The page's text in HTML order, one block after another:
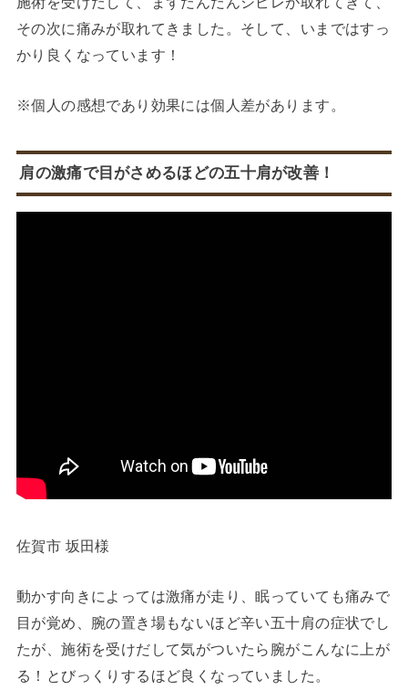
その次に痛みが取れてきました。そして、いまではすっ
かり良くなっています！
※個人の感想であり効果には個人差があります。
肩の激痛で目がさめるほどの五十肩が改善！
佐賀市 坂田様
動かす向きによっては激痛が走り、眠っていても痛みで
目が覚め、腕の置き場もないほど辛い五十肩の症状でし
たが、施術を受けだして気がついたら腕がこんなに上が
る！とびっくりするほど良くなっていました。